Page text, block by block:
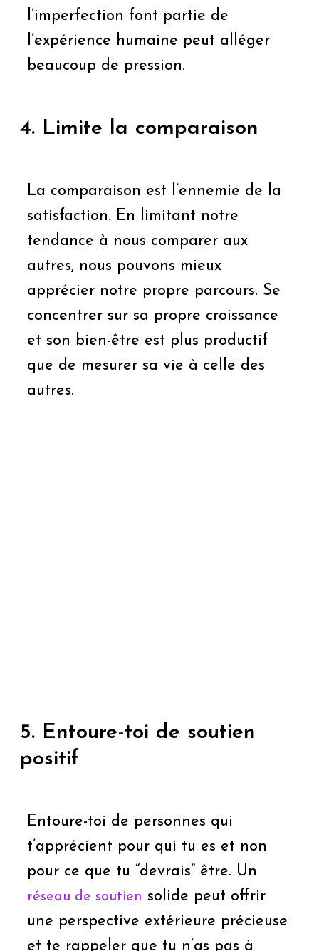
l’imperfection font partie de
l’expérience humaine peut alléger
beaucoup de pression.
4. Limite la comparaison
La comparaison est l’ennemie de la
satisfaction. En limitant notre
tendance à nous comparer aux
autres, nous pouvons mieux
apprécier notre propre parcours. Se
concentrer sur sa propre croissance
et son bien-être est plus productif
que de mesurer sa vie à celle des
autres.
5. Entoure-toi de soutien
positif
Entoure-toi de personnes qui
t’apprécient pour qui tu es et non
pour ce que tu “devrais” être. Un
réseau de soutien solide peut offrir
une perspective extérieure précieuse
et te rappeler que tu n’as pas à